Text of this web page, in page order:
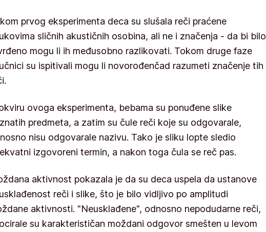
prvog eksperimenta deca su slušala reči praćene
sličnih akustičnih osobina, ali ne i značenja - da bi bilo
mogu li ih međusobno razlikovati. Tokom druge faze
su ispitivali mogu li novorođenčad razumeti značenje tih
ovoga eksperimenta, bebama su ponuđene slike
predmeta, a zatim su čule reči koje su odgovarale,
nisu odgovarale nazivu. Tako je sliku lopte sledio
izgovoreni termin, a nakon toga čula se reč pas.
aktivnost pokazala je da su deca uspela da ustanove
reči i slike, što je bilo vidljivo po amplitudi
aktivnosti. "Neusklađene", odnosno nepodudarne reči,
su karakterističan moždani odgovor smešten u levom